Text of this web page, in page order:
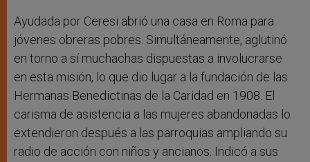
Ayudada por Ceresi abrió una casa en Roma para
jóvenes obreras pobres. Simultáneamente, aglutinó
en torno a sí muchachas dispuestas a involucrarse
en esta misión, lo que dio lugar a la fundación de las
Hermanas Benedictinas de la Caridad en 1908. El
carisma de asistencia a las mujeres abandonadas lo
extendieron después a las parroquias ampliando su
radio de acción con niños y ancianos. Indicó a sus